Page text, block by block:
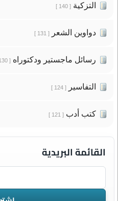
التزكية[ 140 ]
دواوين الشعر[ 131 ]
رسائل ماجستير ودكتوراه[ 130 ]
التفاسير[ 124 ]
كتب أدب[ 121 ]
القائمة البريدية